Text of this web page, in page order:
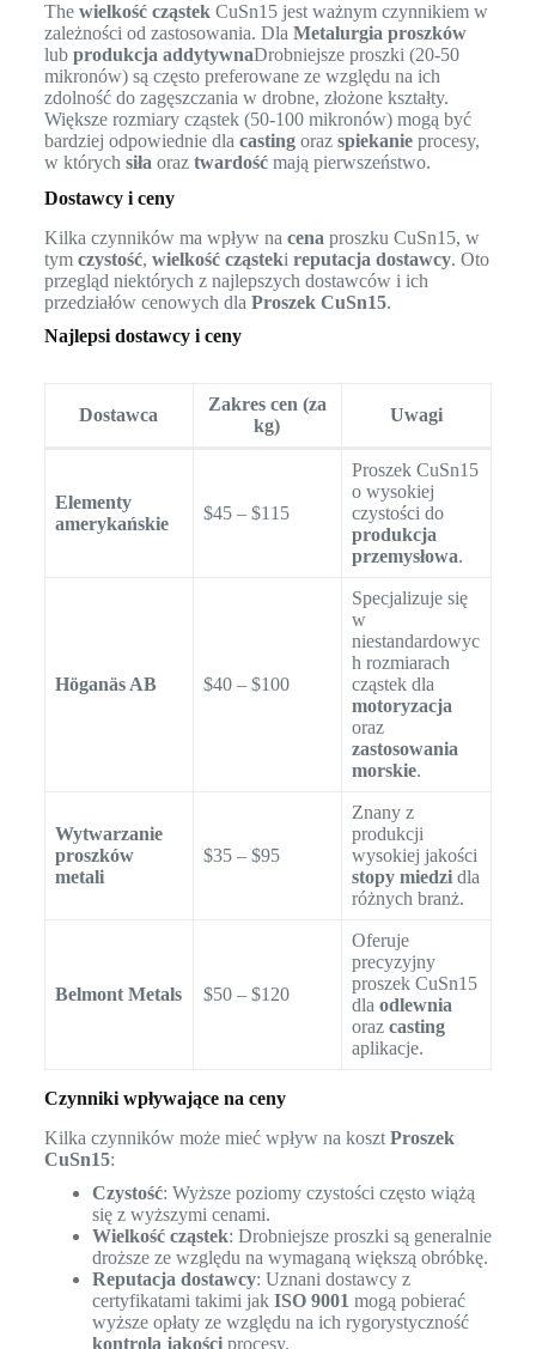
The wielkość cząstekCuSn15 jest ważnym czynnikiem w
zależności od zastosowania. Dla Metalurgia proszków
lub produkcja addytywnaDrobniejsze proszki (20-50
mikronów) są często preferowane ze względu na ich
zdolność do zagęszczania w drobne, złożone kształty.
Większe rozmiary cząstek (50-100 mikronów) mogą być
bardziej odpowiednie dla castingoraz spiekanieprocesy,
w których siła oraz twardośćmają pierwszeństwo.
Dostawcy i ceny
Kilka czynników ma wpływ na cena proszku CuSn15, w
tym czystość, wielkość cząsteki reputacja dostawcy. Oto
przegląd niektórych z najlepszych dostawców i ich
przedziałów cenowych dla Proszek CuSn15.
Najlepsi dostawcy i ceny
Dostawca
Zakres cen (za
kg)
Uwagi
Elementy
amerykańskie
$45 – $115
Proszek CuSn15
o wysokiej
czystości do
produkcja
przemysłowa.
Höganäs AB $40 – $100
Specjalizuje się
w
niestandardowyc
h rozmiarach
cząstek dla
motoryzacja
oraz
zastosowania
morskie.
Wytwarzanie
proszków
metali
$35 – $95
Znany z
produkcji
wysokiej jakości
stopy miedzidla
różnych branż.
Belmont Metals $50 – $120
Oferuje
precyzyjny
proszek CuSn15
dla odlewnia
oraz casting
aplikacje.
Czynniki wpływające na ceny
Kilka czynników może mieć wpływ na koszt Proszek
CuSn15:
Czystość: Wyższe poziomy czystości często wiążą
się z wyższymi cenami.
Wielkość cząstek: Drobniejsze proszki są generalnie
droższe ze względu na wymaganą większą obróbkę.
Reputacja dostawcy: Uznani dostawcy z
certyfikatami takimi jak ISO 9001 mogą pobierać
wyższe opłaty ze względu na ich rygorystyczność
kontrola jakościprocesy.